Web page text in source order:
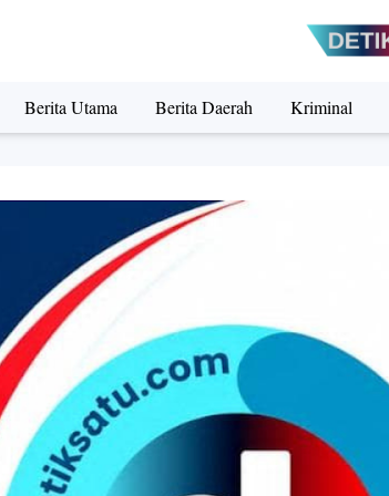
Berita Utama Berita Daerah Kriminal